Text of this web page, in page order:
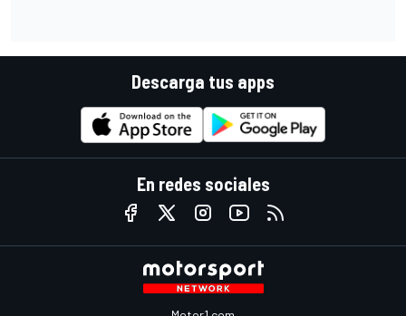
Descarga tus apps
En redes sociales